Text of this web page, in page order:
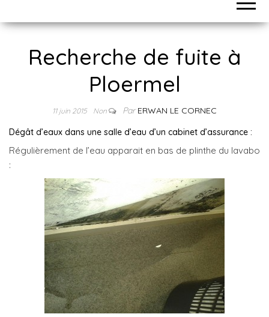
Recherche de fuite à
Ploermel
11 juin 2015 Non ParERWAN LE CORNEC
Dégât d’eaux dans une salle d’eau d’un cabinet d’assurance :
Régulièrement de l’eau apparait en bas de plinthe du lavabo
: